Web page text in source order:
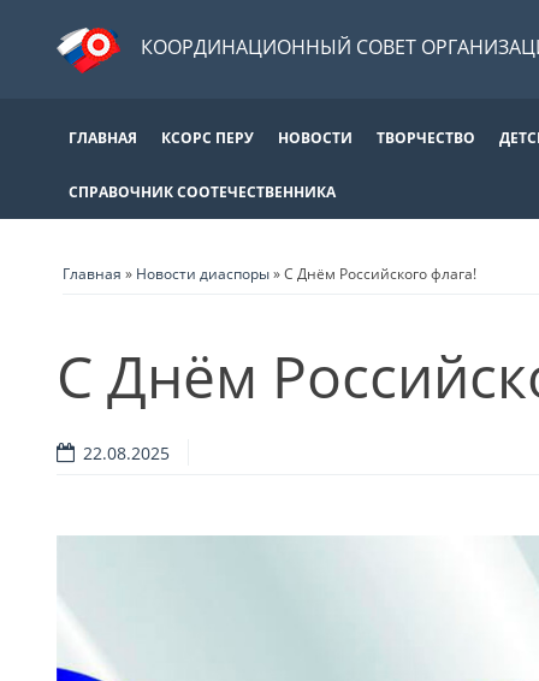
КООРДИНАЦИОННЫЙ СОВЕТ
ГЛАВНАЯ КСОРС ПЕРУ НОВОСТИ ТВОРЧЕСТВО
СПРАВОЧНИК СООТЕЧЕСТВЕННИКА
Главная » Новости диаспоры»С Днём Российского флага!
С Днём
22.08.2025